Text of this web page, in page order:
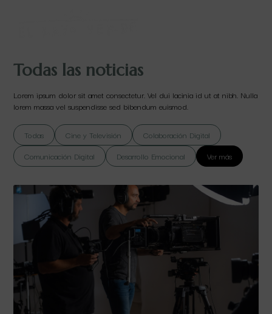
Todas las noticias
Lorem ipsum dolor sit amet consectetur. Vel dui lacinia id ut at nibh. Nulla
lorem massa vel suspendisse sed bibendum euismod.
Todas Cine y Televisión
Colaboración Digital
Comunicación Digital
Desarrollo Emocional Ver más